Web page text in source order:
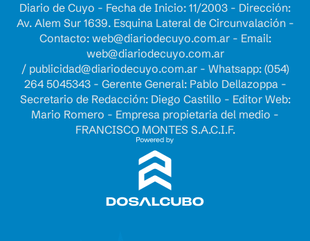
Diario de Cuyo - Fecha de Inicio: 11/2003 - Dirección:
Av. Alem Sur 1639. Esquina Lateral de Circunvalación -
Contacto: web@diariodecuyo.com.ar- Email:
web@diariodecuyo.com.ar
/ publicidad@diariodecuyo.com.ar- Whatsapp: (054)
264 5045343 - Gerente General: Pablo Dellazoppa -
Secretario de Redacción: Diego Castillo - Editor Web:
Mario Romero - Empresa propietaria del medio -
FRANCISCO MONTES S.A.C.I.F.